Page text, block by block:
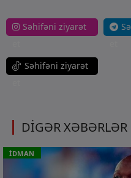
Səhifəni ziyarət
Səhifəni ziyarət
DİGƏR XƏBƏRLƏR
İDMAN